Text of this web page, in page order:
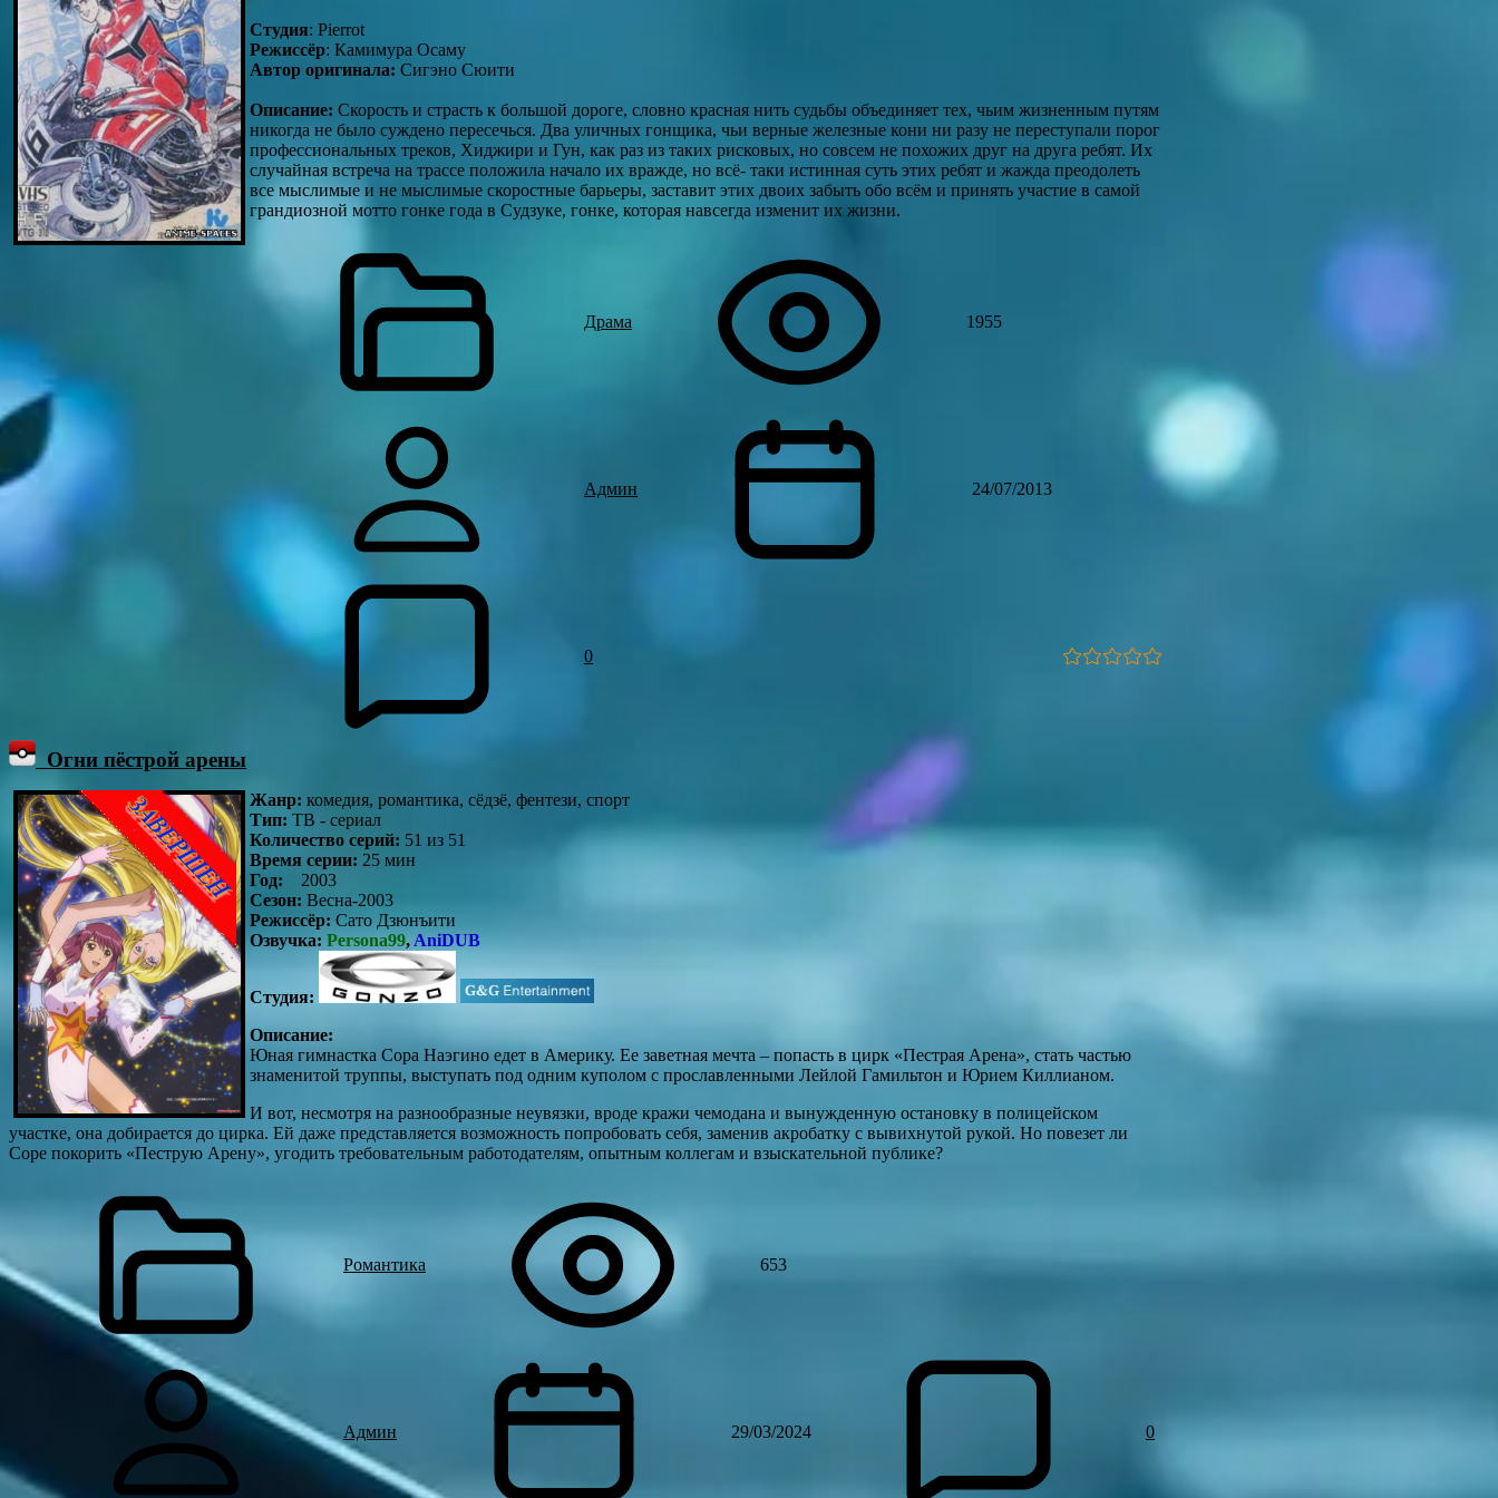
Студия: Pierrot
Режиссёр: Камимура Осаму
Автор оригинала: Сигэно Сюити
Описание: Скорость и страсть к большой дороге, словно красная нить судьбы объединяет тех, чьим жизненным путям
никогда не было суждено пересечься. Два уличных гонщика, чьи верные железные кони ни разу не переступали порог
профессиональных треков, Хиджири и Гун, как раз из таких рисковых, но совсем не похожих друг на друга ребят. Их
случайная встреча на трассе положила начало их вражде, но всё- таки истинная суть этих ребят и жажда преодолеть
все мыслимые и не мыслимые скоростные барьеры, заставит этих двоих забыть обо всём и принять участие в самой
грандиозной мотто гонке года в Судзуке, гонке, которая навсегда изменит их жизни.
Драма 1955
Админ 24/07/2013
0
Огни пёстрой арены
Жанр: комедия, романтика, сёдзё, фентези, спорт
Тип: ТВ - сериал
Количество серий: 51 из 51
Время серии: 25 мин
Год:
2003
Сезон: Весна-2003
Режиссёр: Сато Дзюнъити
Озвучка: Persona99, AniDUB
Студия:
Описание:
Юная гимнастка Сора Наэгино едет в Америку. Ее заветная мечта – попасть в цирк «Пестрая Арена», стать частью
знаменитой труппы, выступать под одним куполом с прославленными Лейлой Гамильтон и Юрием Киллианом.
И вот, несмотря на разнообразные неувязки, вроде кражи чемодана и вынужденную остановку в полицейском
участке, она добирается до цирка. Ей даже представляется возможность попробовать себя, заменив акробатку с вывихнутой рукой. Но повезет ли
Соре покорить «Пеструю Арену», угодить требовательным работодателям, опытным коллегам и взыскательной публике?
Романтика 653
Админ 29/03/2024 0